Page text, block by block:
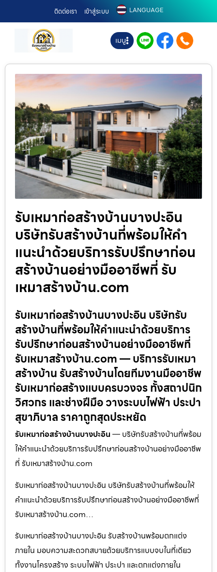
ติดต่อเรา เข้าสู่ระบบ LANGUAGE
เมนู
รับเหมาก่อสร้างบ้านบางปะอิน
บริษัทรับสร้างบ้านที่พร้อมให้คำ
แนะนำด้วยบริการรับปรึกษาก่อน
สร้างบ้านอย่างมืออาชีพที่ รับ
เหมาสร้างบ้าน.com
รับเหมาก่อสร้างบ้านบางปะอิน บริษัทรับ
สร้างบ้านที่พร้อมให้คำแนะนำด้วยบริการ
รับปรึกษาก่อนสร้างบ้านอย่างมืออาชีพที่
รับเหมาสร้างบ้าน.com — บริการรับเหมา
สร้างบ้าน รับสร้างบ้านโดยทีมงานมืออาชีพ
รับเหมาก่อสร้างแบบครบวงจร ทั้งสถาปนิก
วิศวกร และช่างฝีมือ วางระบบไฟฟ้า ประปา
สุขาภิบาล ราคาถูกสุดประหยัด
รับเหมาก่อสร้างบ้านบางปะอิน — บริษัทรับสร้างบ้านที่พร้อม
ให้คำแนะนำด้วยบริการรับปรึกษาก่อนสร้างบ้านอย่างมืออาชีพ
ที่ รับเหมาสร้างบ้าน.com
รับเหมาก่อสร้างบ้านบางปะอิน บริษัทรับสร้างบ้านที่พร้อมให้
คำแนะนำด้วยบริการรับปรึกษาก่อนสร้างบ้านอย่างมืออาชีพที่
รับเหมาสร้างบ้าน.com…
รับเหมาก่อสร้างบ้านบางปะอิน รับสร้างบ้านพร้อมตกแต่ง
ภายใน มอบความสะดวกสบายด้วยบริการแบบจบในที่เดียว
ทั้งงานโครงสร้าง ระบบไฟฟ้า ประปา และตกแต่งภายใน